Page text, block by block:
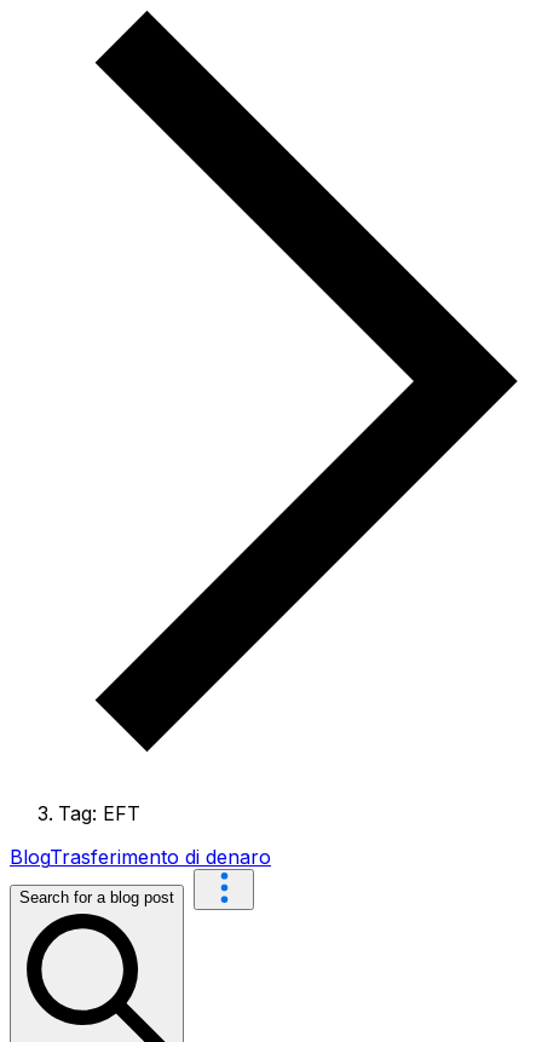
Tag: EFT
BlogTrasferimento di denaro
Search for a blog post